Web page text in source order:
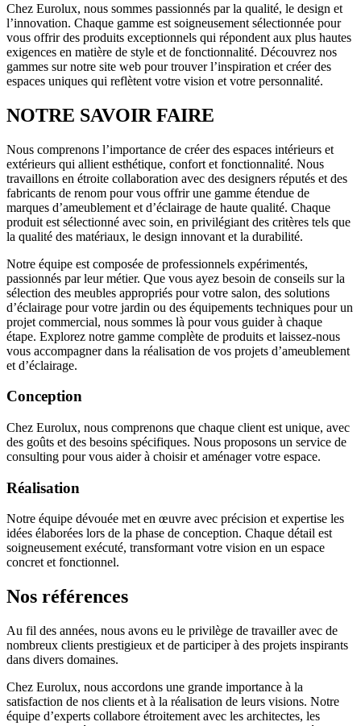
Chez Eurolux, nous sommes passionnés par la qualité, le design et
l’innovation. Chaque gamme est soigneusement sélectionnée pour
vous offrir des produits exceptionnels qui répondent aux plus hautes
exigences en matière de style et de fonctionnalité. Découvrez nos
gammes sur notre site web pour trouver l’inspiration et créer des
espaces uniques qui reflètent votre vision et votre personnalité.
NOTRE SAVOIR FAIRE
Nous comprenons l’importance de créer des espaces intérieurs et
extérieurs qui allient esthétique, confort et fonctionnalité. Nous
travaillons en étroite collaboration avec des designers réputés et des
fabricants de renom pour vous offrir une gamme étendue de
marques d’ameublement et d’éclairage de haute qualité. Chaque
produit est sélectionné avec soin, en privilégiant des critères tels que
la qualité des matériaux, le design innovant et la durabilité.
Notre équipe est composée de professionnels expérimentés,
passionnés par leur métier. Que vous ayez besoin de conseils sur la
sélection des meubles appropriés pour votre salon, des solutions
d’éclairage pour votre jardin ou des équipements techniques pour un
projet commercial, nous sommes là pour vous guider à chaque
étape. Explorez notre gamme complète de produits et laissez-nous
vous accompagner dans la réalisation de vos projets d’ameublement
et d’éclairage.
Conception
Chez Eurolux, nous comprenons que chaque client est unique, avec
des goûts et des besoins spécifiques. Nous proposons un service de
consulting pour vous aider à choisir et aménager votre espace.
Réalisation
Notre équipe dévouée met en œuvre avec précision et expertise les
idées élaborées lors de la phase de conception. Chaque détail est
soigneusement exécuté, transformant votre vision en un espace
concret et fonctionnel.
Nos références
Au fil des années, nous avons eu le privilège de travailler avec de
nombreux clients prestigieux et de participer à des projets inspirants
dans divers domaines.
Chez Eurolux, nous accordons une grande importance à la
satisfaction de nos clients et à la réalisation de leurs visions. Notre
équipe d’experts collabore étroitement avec les architectes, les